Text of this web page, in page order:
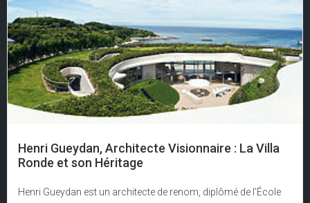
Henri Gueydan, Architecte Visionnaire : La Villa
Ronde et son Héritage
Henri Gueydan est un architecte de renom, diplômé de l’École